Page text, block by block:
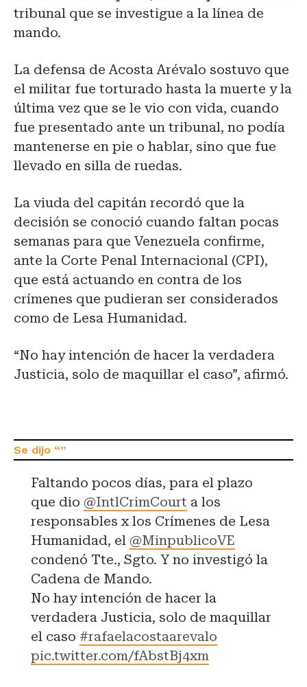
tribunal que se investigue a la línea de
mando.
La defensa de Acosta Arévalo sostuvo que
el militar fue torturado hasta la muerte y la
última vez que se le vio con vida, cuando
fue presentado ante un tribunal, no podía
mantenerse en pie o hablar, sino que fue
llevado en silla de ruedas.
La viuda del capitán recordó que la
decisión se conoció cuando faltan pocas
semanas para que Venezuela confirme,
ante la Corte Penal Internacional (CPI),
que está actuando en contra de los
crímenes que pudieran ser considerados
como de Lesa Humanidad.
“No hay intención de hacer la verdadera
Justicia, solo de maquillar el caso”, afirmó.
Faltando pocos días, para el plazo
que dio @IntlCrimCourt a los
responsables x los Crímenes de Lesa
Humanidad, el @MinpublicoVE
condenó Tte., Sgto. Y no investigó la
Cadena de Mando.
No hay intención de hacer la
verdadera Justicia, solo de maquillar
el caso #rafaelacostaarevalo
pic.twitter.com/fAbstBj4xm